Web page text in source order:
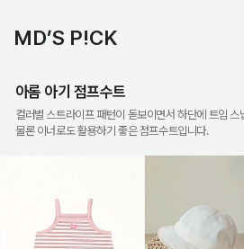
MD’S P!CK
아롬 아기 점프수트
컬러별 스트라이프 패턴이 돋보이면서 하단에 트임
물론 이너로도 활용하기 좋은 점프수트입니다.